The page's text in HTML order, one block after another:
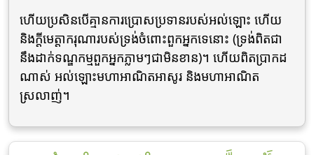
ហើយប្រសិនបើគ្មានការប្រោសប្រទានរបស់អល់ឡោះ ហើយ
និងក្តីមេត្តាករុណារបស់ទ្រង់ចំពោះពួកអ្នកទេនោះ (ទ្រង់ពិតជា
នឹងដាក់ទណ្ឌកម្មពួកអ្នកភ្លាមៗជាមិនខាន)។ ហើយពិតប្រាកដ
ណាស់ អល់ឡោះមហាអាណិតអាសូរ និងមហាអាណិត
ស្រលាញ់។